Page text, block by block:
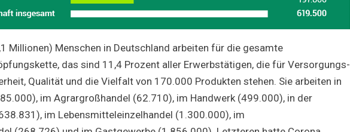
Millionen) Menschen in Deutschland arbeiten für die gesamte
das sind 11,4 Prozent aller Erwerbstätigen, die für Versorgungs-
Qualität und die Vielfalt von 170.000 Produkten stehen. Sie arbeiten in
im Agrargroßhandel (62.710), im Handwerk (499.000), in der
im Lebensmitteleinzelhandel (1.300.000), im